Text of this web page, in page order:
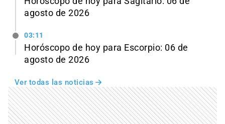
agosto de 2026
03:11
Horóscopo de hoy para Escorpio: 06 de
agosto de 2026
Ver todas las noticias